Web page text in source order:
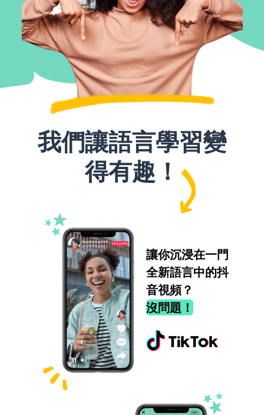
我們讓語言學習變
得有趣！
讓你沉浸在一門
全新語言中的抖
音視頻？
沒問題！